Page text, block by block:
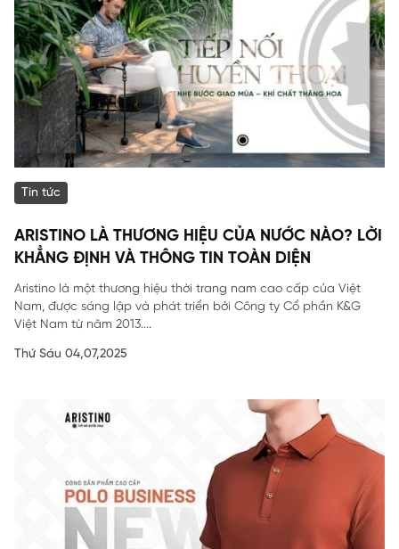
Tin tức
ARISTINO LÀ THƯƠNG HIỆU CỦA NƯỚC NÀO? LỜI
KHẲNG ĐỊNH VÀ THÔNG TIN TOÀN DIỆN
Aristino là một thương hiệu thời trang nam cao cấp của Việt
Nam, được sáng lập và phát triển bởi Công ty Cổ phần K&G
Việt Nam từ năm 2013....
Thứ Sáu 04,07,2025